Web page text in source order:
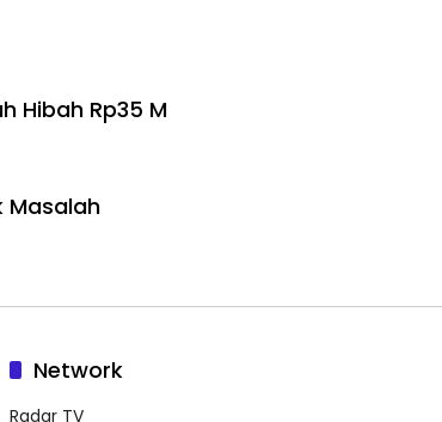
Hibah Rp35 M
Masalah
Network
Radar TV